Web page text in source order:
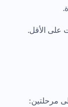
على الأقل.
مرحلتين: